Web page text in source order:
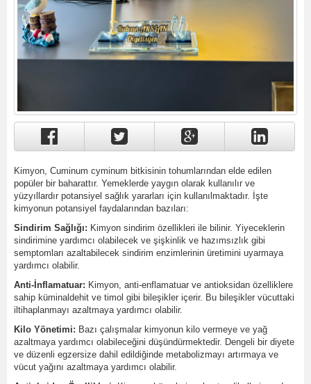
Kimyon, Cuminum cyminum bitkisinin tohumlarından elde edilen
popüler bir baharattır. Yemeklerde yaygın olarak kullanılır ve
yüzyıllardır potansiyel sağlık yararları için kullanılmaktadır. İşte
kimyonun potansiyel faydalarından bazıları:
Sindirim Sağlığı: Kimyon sindirim özellikleri ile bilinir. Yiyeceklerin
sindirimine yardımcı olabilecek ve şişkinlik ve hazımsızlık gibi
semptomları azaltabilecek sindirim enzimlerinin üretimini uyarmaya
yardımcı olabilir.
Anti-İnflamatuar: Kimyon, anti-enflamatuar ve antioksidan özelliklere
sahip küminaldehit ve timol gibi bileşikler içerir. Bu bileşikler vücuttaki
iltihaplanmayı azaltmaya yardımcı olabilir.
Kilo Yönetimi: Bazı çalışmalar kimyonun kilo vermeye ve yağ
azaltmaya yardımcı olabileceğini düşündürmektedir. Dengeli bir diyete
ve düzenli egzersize dahil edildiğinde metabolizmayı artırmaya ve
vücut yağını azaltmaya yardımcı olabilir.